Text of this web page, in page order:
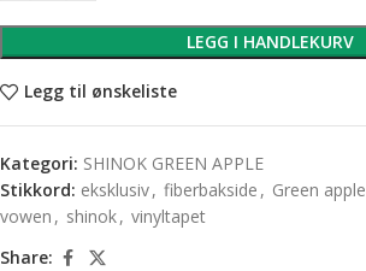
LEGG I HANDLEKURV
Legg til ønskeliste
Kategori: SHINOK GREEN APPLE
Stikkord: eksklusiv, fiberbakside , Green apple
vowen , shinok, vinyltapet
Share: